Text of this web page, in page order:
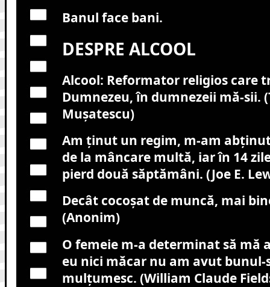
Banul face bani.
DESPRE ALCOOL
Alcool: Reformator religios care
Dumnezeu, în dumnezeii mă-sii.
Muşatescu)
Am ţinut un regim, m-am
de la mâncare multă, iar în 14
pierd două săptămâni. (Joe E.
Decât cocoşat de muncă, mai
(Anonim)
O femeie m-a determinat să mă
eu nici măcar nu am avut bunul-
mulţumesc. (William Claude